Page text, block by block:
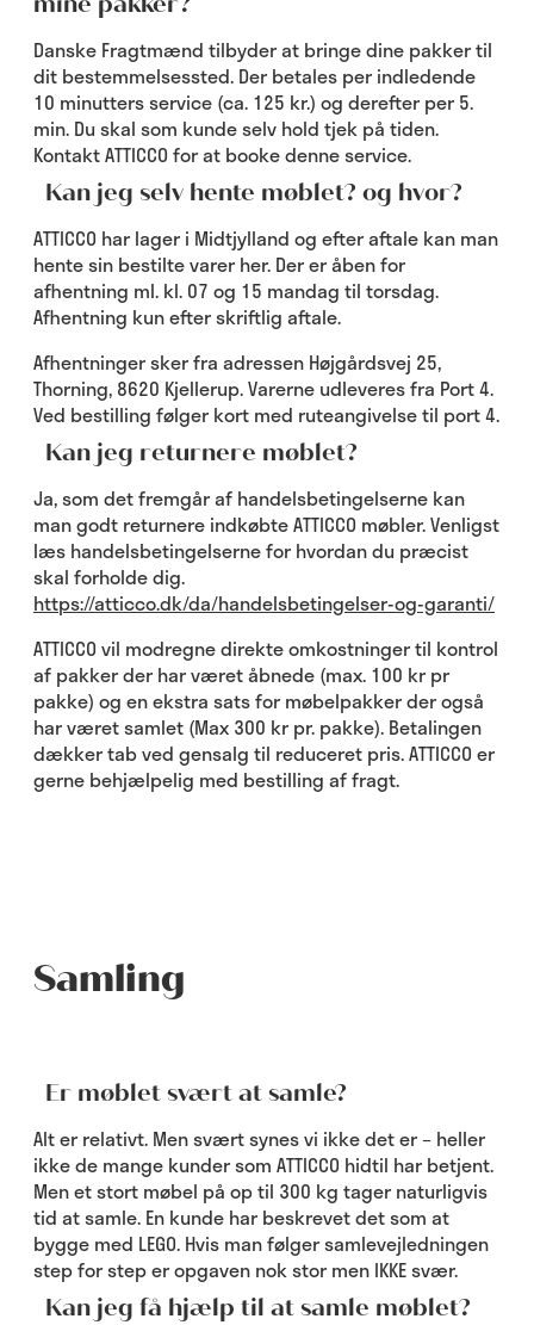
Danske Fragtmænd tilbyder at bringe dine pakker til
dit bestemmelsessted. Der betales per indledende
10 minutters service (ca. 125 kr.) og derefter per 5.
min. Du skal som kunde selv hold tjek på tiden.
Kontakt ATTICCO for at booke denne service.
Kan jeg selv hente møblet? og hvor?
ATTICCO har lager i Midtjylland og efter aftale kan man
hente sin bestilte varer her. Der er åben for
afhentning ml. kl. 07 og 15 mandag til torsdag.
Afhentning kun efter skriftlig aftale.
Afhentninger sker fra adressen Højgårdsvej 25,
Thorning, 8620 Kjellerup. Varerne udleveres fra Port 4.
Ved bestilling følger kort med ruteangivelse til port 4.
Kan jeg returnere møblet?
Ja, som det fremgår af handelsbetingelserne kan
man godt returnere indkøbte ATTICCO møbler. Venligst
læs handelsbetingelserne for hvordan du præcist
skal forholde dig.
https://atticco.dk/da/handelsbetingelser-og-garanti/
ATTICCO vil modregne direkte omkostninger til kontrol
af pakker der har været åbnede (max. 100 kr pr
pakke) og en ekstra sats for møbelpakker der også
har været samlet (Max 300 kr pr. pakke). Betalingen
dækker tab ved gensalg til reduceret pris. ATTICCO er
gerne behjælpelig med bestilling af fragt.
Samling
Er møblet svært at samle?
Alt er relativt. Men svært synes vi ikke det er – heller
ikke de mange kunder som ATTICCO hidtil har betjent.
Men et stort møbel på op til 300 kg tager naturligvis
tid at samle. En kunde har beskrevet det som at
bygge med LEGO. Hvis man følger samlevejledningen
step for step er opgaven nok stor men IKKE svær.
Kan jeg få hjælp til at samle møblet?